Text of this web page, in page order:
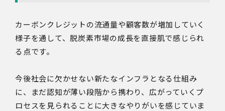
カーボンクレジットの流通量や顧客数が増加していく
様子を通して、脱炭素市場の成長を直接肌で感じられ
る点です。
今後社会に欠かせない新たなインフラとなる仕組み
に、まだ認知が薄い段階から携わり、広がっていくプ
ロセスを見られることに大きなやりがいを感じていま